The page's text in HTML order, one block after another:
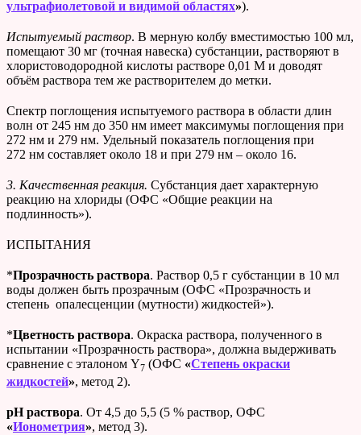
ультрафиолетовой и видимой областях»).
Испытуемый раствор. В мерную колбу вместимостью 100 мл,
помещают 30 мг (точная навеска) субстанции, растворяют в
хлористоводородной кислоты растворе 0,01 М и доводят
объём раствора тем же растворителем до метки.
Спектр поглощения испытуемого раствора в области длин
волн от 245 нм до 350 нм имеет максимумы поглощения при
272 нм и 279 нм. Удельный показатель поглощения при
272 нм составляет около 18 и при 279 нм – около 16.
3. Качественная реакция. Субстанция дает характерную
реакцию на хлориды (ОФС «Общие реакции на
подлинность»).
ИСПЫТАНИЯ
*Прозрачность раствора. Раствор 0,5 г субстанции в 10 мл
воды должен быть прозрачным (ОФС «Прозрачность и
степень опалесценции (мутности) жидкостей»).
*Цветность раствора. Окраска раствора, полученного в
испытании «Прозрачность раствора», должна выдерживать
сравнение с эталоном Y7 (ОФС «Степень окраски
жидкостей», метод 2).
рН раствора. От 4,5 до 5,5 (5 % раствор, ОФС
«Ионометрия», метод 3).